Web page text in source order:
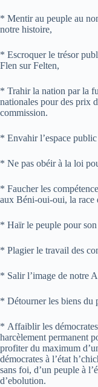
* Mentir au peuple au
notre histoire,
* Escroquer le trésor
Flen sur Felten,
* Trahir la nation par la
nationales pour des prix
commission.
* Envahir l’espace
* Ne pas obéir à la loi
* Faucher les
aux Béni-oui-oui, la race
* Haïr le peuple pour
* Plagier le travail des
* Salir l’image de notre
* Détourner les biens du
* Affaiblir les
harcèlement permanent
profiter du maximum
démocrates à l’état
sans foi, d’un peuple à
d’ebolution.